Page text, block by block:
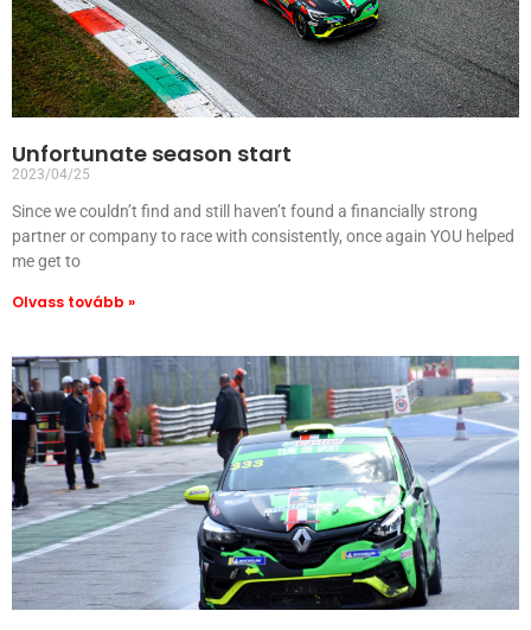
Unfortunate season start
2023/04/25
Since we couldn’t find and still haven’t found a financially strong
partner or company to race with consistently, once again YOU helped
me get to
Olvass tovább »